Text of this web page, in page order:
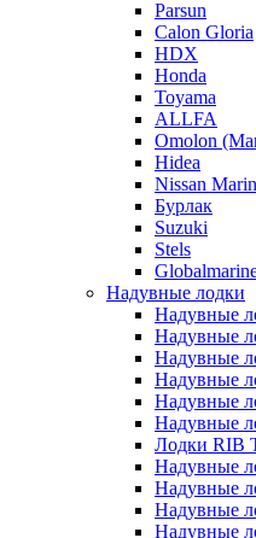
Parsun
Calon Gloria
HDX
Honda
Toyama
ALLFA
Omolon
Hidea
Nissan
Бурлак
Suzuki
Stels
Надувные лодки
Надувные
Надувные
Надувные
Надувные
Надувные
Надувные
Лодки RIB
Надувные
Надувные
Надувные
Надувные